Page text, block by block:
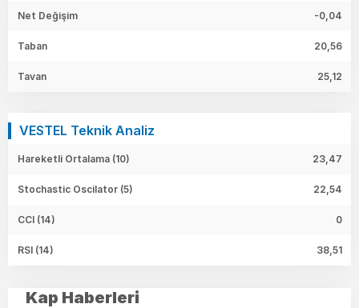
Net Değişim -0,04
Taban 20,56
Tavan 25,12
VESTEL Teknik Analiz
Hareketli Ortalama (10) 23,47
Stochastic Oscilator (5) 22,54
CCI (14) 0
RSI (14) 38,51
Kap Haberleri